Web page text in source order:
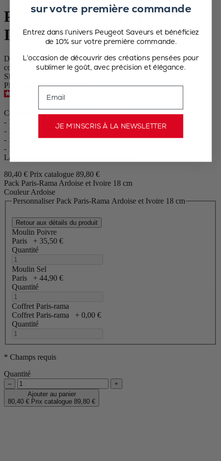
Pack Paris-Rama Ardoise et
Ivoire 18 cm
Duo de moulins à poivre et à sel en bois avec entonnoir inox en
coffret cadeau
SKU
PK-PARISRAM-ARD-IV-1
4.7 /5
Cette sélection Made in France présentée en coffret comprend :
- 1 moulin à poivre en bois Paris ardoise 18 cm
- 1 moulin à sel en bois Paris ivoire 18 cm
- 1 entonnoir inox
- 1 sachet échantillon de poivre et de sel
La référence des chefs dans votre cuisine
80,40 € Prix catalogue 89,80 €
Pack Paris-Rama Ardoise et Ivoire 18 cm
Couleur Ardoise
Personnaliser Pack Paris-Rama Ardoise et Ivoire 18 cm
Retour aux détails du produit
Moulin Poivre
Paris
+ 35,50 €
Quantité
Moulin Sel
Paris
+ 44,90 €
Quantité
Coffret Paris-rama
Coffret Paris-rama
+ 0,00 €
Quantité
* Champs requis
Quantité
–
+
Ajouter au panier
80,40 € Prix catalogue 89,80 €
sur votre première commande
Entrez dans l’univers Peugeot Saveurs et bénéficiez
de 10% sur votre première commande.
L’occasion de découvrir des créations pensées pour
sublimer le goût, avec précision et élégance.
Email
JE M’INSCRIS À LA NEWSLETTER